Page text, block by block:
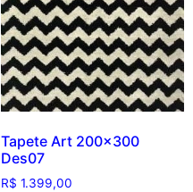
Tapete Art 200×300
Des07
R$ 1.399,00